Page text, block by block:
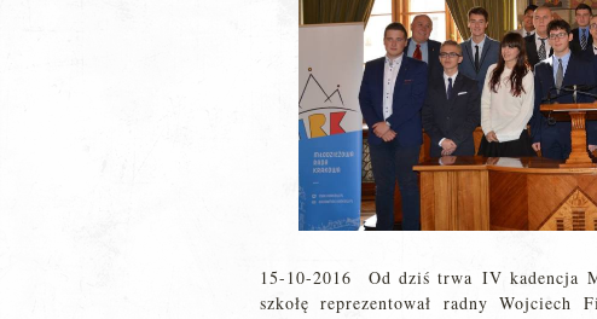
15-10-2016 Od dziś trwa IV kadencja
szkołę reprezentował radny